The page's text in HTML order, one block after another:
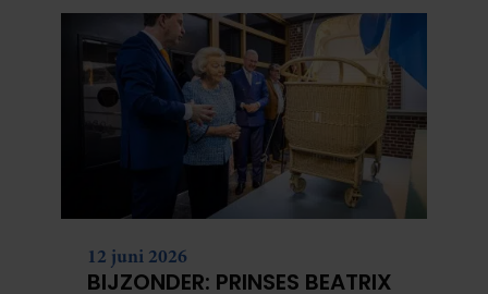
12 juni 2026
BIJZONDER: PRINSES BEATRIX